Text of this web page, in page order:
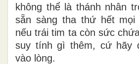
không thể là thánh nhân
sẵn sàng tha thứ hết mọi
nếu trái tim ta còn sức
suy tính gì thêm, cứ hãy
vào lòng.